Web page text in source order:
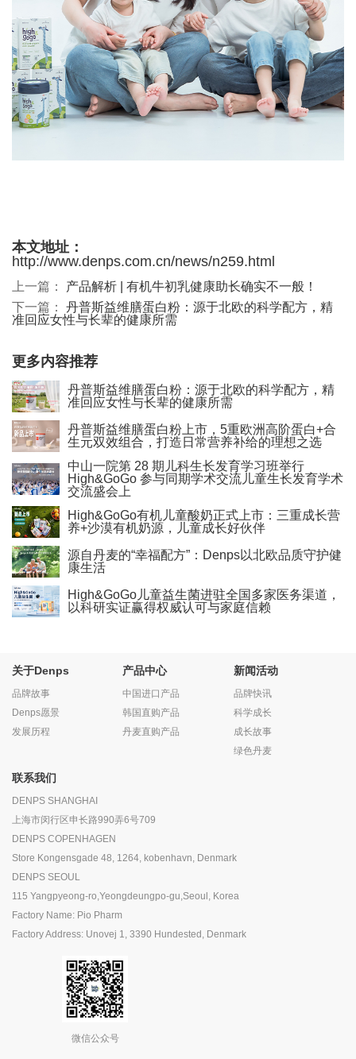
本文地址：
http://www.denps.com.cn/news/n259.html
上一篇：
产品解析 | 有机牛初乳健康助长确实不一般！
下一篇：
丹普斯益维膳蛋白粉：源于北欧的科学配方，精
准回应女性与长辈的健康所需
更多内容推荐
丹普斯益维膳蛋白粉：源于北欧的科学配方，精
准回应女性与长辈的健康所需
丹普斯益维膳蛋白粉上市，5重欧洲高阶蛋白+合
生元双效组合，打造日常营养补给的理想之选
中山一院第 28 期儿科生长发育学习班举行
High&GoGo 参与同期学术交流儿童生长发育学术
交流盛会上
High&GoGo有机儿童酸奶正式上市：三重成长营
养+沙漠有机奶源，儿童成长好伙伴
源自丹麦的“幸福配方”：Denps以北欧品质守护健
康生活
High&GoGo儿童益生菌进驻全国多家医务渠道，
以科研实证赢得权威认可与家庭信赖
关于Denps
品牌故事
Denps愿景
发展历程
产品中心
中国进口产品
韩国直购产品
丹麦直购产品
新闻活动
品牌快讯
科学成长
成长故事
绿色丹麦
联系我们
DENPS SHANGHAI
上海市闵行区申长路990弄6号709
DENPS COPENHAGEN
Store Kongensgade 48, 1264, kobenhavn, Denmark
DENPS SEOUL
115 Yangpyeong-ro,Yeongdeungpo-gu,Seoul, Korea
Factory Name: Pio Pharm
Factory Address: Unovej 1, 3390 Hundested, Denmark
微信公众号